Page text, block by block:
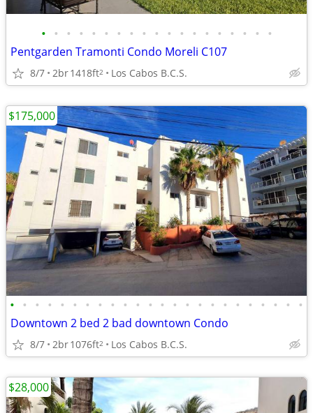
• • • • • • • • • • • • • • • • • • •
Pentgarden Tramonti Condo Moreli C107
8/7 2br1418ft2 Los Cabos B.C.S.
• • • • • • • • • • • • • • • • • • • • • • • •
Downtown 2 bed 2 bad downtown Condo
8/7 2br1076ft2 Los Cabos B.C.S.
$175,000
$28,000